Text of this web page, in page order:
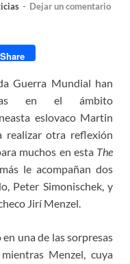
- Dejar un comentario
Share
Guerra Mundial han
en el ámbito
eslovaco Martin
realizar otra reflexión
muchos en esta The
le acompañan dos
Peter Simonischek, y
Jirí Menzel.
una de las sorpresas
Menzel, cuya